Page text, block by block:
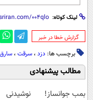
لینک کوتاه:
‌گزارش خطا در خبر
برچسب ها: دزد ، سرقت ، سارق
مطالب پیشنهادی
بمب جوانساز!
نوشیدنی